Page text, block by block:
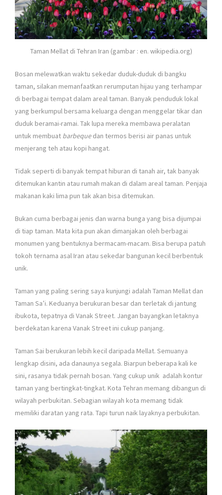
Taman Mellat di Tehran Iran (gambar : en. wikipedia.org)
Bosan melewatkan waktu sekedar duduk-duduk di bangku
taman, silakan memanfaatkan rerumputan hijau yang terhampar
di berbagai tempat dalam areal taman. Banyak penduduk lokal
yang berkumpul bersama keluarga dengan menggelar tikar dan
duduk beramai-ramai. Tak lupa mereka membawa peralatan
untuk membuat barbequedan termos berisi air panas untuk
menjerang teh atau kopi hangat.
Tidak seperti di banyak tempat hiburan di tanah air, tak banyak
ditemukan kantin atau rumah makan di dalam areal taman. Penjaja
makanan kaki lima pun tak akan bisa ditemukan.
Bukan cuma berbagai jenis dan warna bunga yang bisa dijumpai
di tiap taman. Mata kita pun akan dimanjakan oleh berbagai
monumen yang bentuknya bermacam-macam. Bisa berupa patuh
tokoh ternama asal Iran atau sekedar bangunan kecil berbentuk
unik.
Taman yang paling sering saya kunjungi adalah Taman Mellat dan
Taman Sa’i. Keduanya berukuran besar dan terletak di jantung
ibukota, tepatnya di Vanak Street. Jangan bayangkan letaknya
berdekatan karena Vanak Street ini cukup panjang.
Taman Sai berukuran lebih kecil daripada Mellat. Semuanya
lengkap disini, ada danaunya segala. Biarpun beberapa kali ke
sini, rasanya tidak pernah bosan. Yang cukup unik adalah kontur
taman yang bertingkat-tingkat. Kota Tehran memang dibangun di
wilayah perbukitan. Sebagian wilayah kota memang tidak
memiliki daratan yang rata. Tapi turun naik layaknya perbukitan.